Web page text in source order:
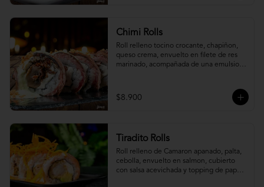
Chimi Rolls
Roll relleno tocino crocante, chapiñon,
queso crema, envuelto en filete de res
marinado, acompañada de una emulsion
$8.900
Tiradito Rolls
Roll relleno de Camaron apanado, palta,
cebolla, envuelto en salmon, cubierto
con salsa acevichada y topping de papa